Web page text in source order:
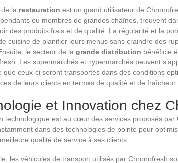
la restauration est un grand utilisateur de
ou membres de grandes chaînes, trouvent
des produits frais et de qualité. La régularité et la
cuisine de planifier leurs menus sans craindre des
le secteur de la grande distribution bénéficie
Les supermarchés et hypermarchés peuvent
que ceux-ci seront transportés dans des conditions
de leurs clients en termes de qualité et de fraîcheur
et Innovation chez
technologique est au cœur des services proposés par
dans des technologies de pointe pour
qualité de service à ses clients.
les véhicules de transport utilisés par Chronofresh